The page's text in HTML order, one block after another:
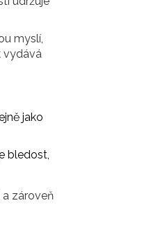
myslí,
vydává
jako
bledost,
zároveň